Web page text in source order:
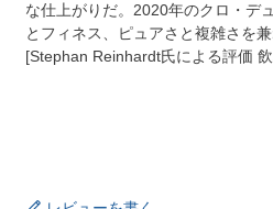
な仕上がりだ。2020年のクロ・デ
とフィネス、ピュアさと複雑さを兼
[Stephan Reinhardt氏による評価